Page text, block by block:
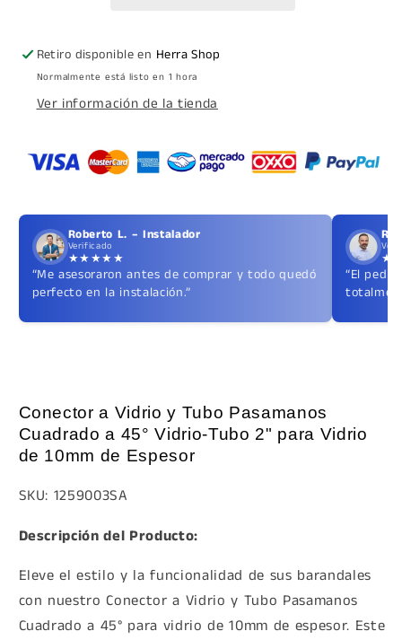
Barandal
de
Cristal
herralum
Barandal
de
Cristal
herralum
Retiro disponible en Herra Shop
Normalmente está listo en 1 hora
Ver información de la tienda
Roberto L. – Instalador
Verificado
★★★★★
“Me asesoraron antes de comprar y todo quedó
perfecto en la instalación.”
“El
Conector a Vidrio y Tubo Pasamanos
Cuadrado a 45° Vidrio-Tubo 2" para Vidrio
de 10mm de Espesor
SKU: 1259003SA
Descripción del Producto:
Eleve el estilo y la funcionalidad de sus barandales
con nuestro Conector a Vidrio y Tubo Pasamanos
Cuadrado a 45° para vidrio de 10mm de espesor. Este